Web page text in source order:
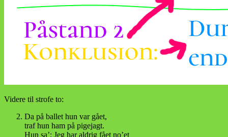
Videre til strofe to:
Da på ballet hun var gået,
traf hun ham på pigejagt.
Hun sa’: Jeg har aldrig fået no’et